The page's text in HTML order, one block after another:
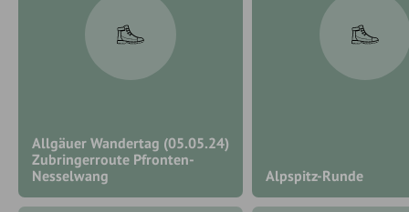
Allgäuer Wandertag (05.05.24)
Zubringerroute Pfronten-
Nesselwang
Alpspitz-Runde